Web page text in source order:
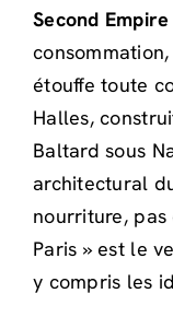
Second Empire
étouffe toute
Halles,
Baltard sous
architectural
nourriture,
Paris » est le
y compris les